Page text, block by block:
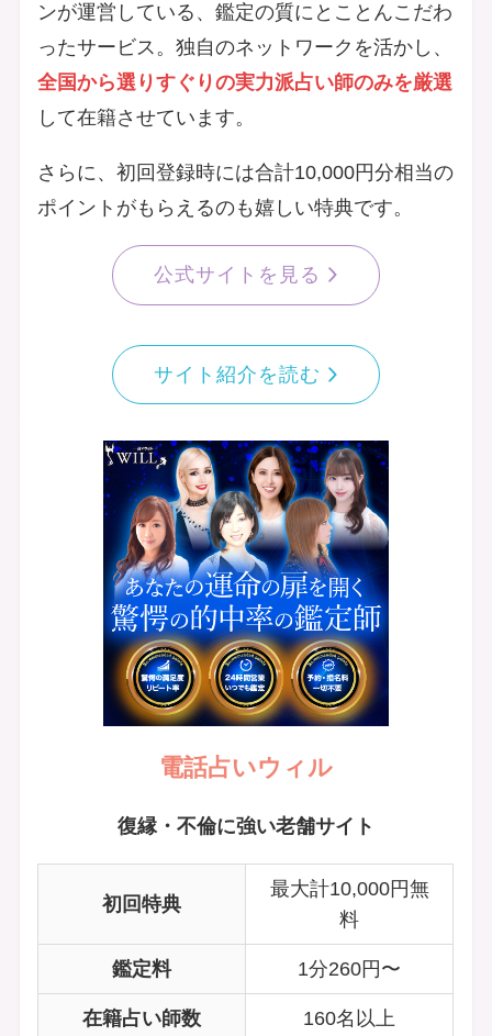
ンが運営している、鑑定の質にとことんこだわ
ったサービス。独自のネットワークを活かし、
全国から選りすぐりの実力派占い師のみを厳選
して在籍させています。
さらに、初回登録時には合計10,000円分相当の
ポイントがもらえるのも嬉しい特典です。
公式サイトを見る
サイト紹介を読む
電話占いウィル
復縁・不倫に強い老舗サイト
初回特典
最大計10,000円無
料
鑑定料 1分260円〜
在籍占い師数 160名以上